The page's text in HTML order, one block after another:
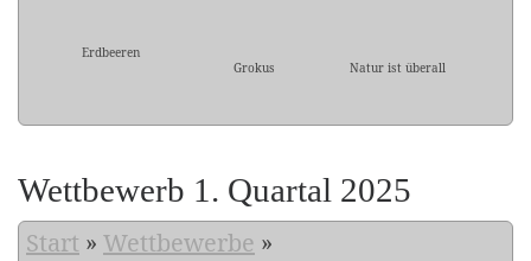
Erdbeeren
Grokus
Natur ist überall
Wettbewerb 1. Quartal 2025
Start » Wettbewerbe »